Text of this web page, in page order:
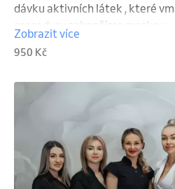
dávku aktivních látek , které
proceduru zakončíme maskou .
Zobrazit více
950 Kč